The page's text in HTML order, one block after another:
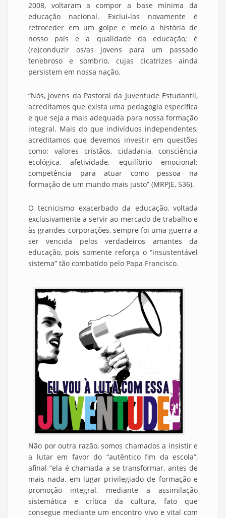
2008, voltaram a compor a base mínima da
educação nacional. Excluí-las novamente é
retroceder em um golpe e meio a história de
nosso país e a qualidade da educação; é
(re)conduzir os/as jovens para um passado
tenebroso e sombrio, cujas cicatrizes ainda
persistem em nossa nação.
“Nós, jovens da Pastoral da Juventude Estudantil,
acreditamos que exista uma pedagogia específica
e que seja a mais adequada para nossa formação
integral. Mais do que indivíduos independentes,
acreditamos que devemos investir em questões
como: valores cristãos, cidadania, consciência
ecológica, afetividade, equilíbrio emocional;
competência para atuar como pessoa na
formação de um mundo mais justo” (MRPJE, 536).
O tecnicismo exacerbado da educação, voltada
exclusivamente a servir ao mercado de trabalho e
às grandes corporações, sempre foi uma guerra a
ser vencida pelos verdadeiros amantes da
educação, pois somente reforça o “insustentável
sistema” tão combatido pelo Papa Francisco.
Não por outra razão, somos chamados a insistir e
a lutar em favor do “autêntico fim da escola”,
afinal “ela é chamada a se transformar, antes de
mais nada, em lugar privilegiado de formação e
promoção integral, mediante a assimilação
sistemática e crítica da cultura, fato que
consegue mediante um encontro vivo e vital com